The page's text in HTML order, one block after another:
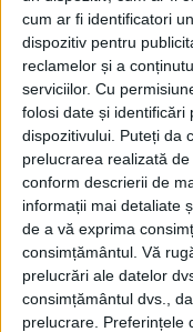
cum ar fi identificatori
dispozitiv pentru
reclamelor și a
serviciilor. Cu
folosi date și identificări
dispozitivului. Puteți da
prelucrarea realizată
conform descrierii de
informații mai detaliate
de a vă exprima
consimțământul. Vă
prelucrări ale datelor
consimțământul dvs.,
prelucrare. Preferințele
anchetă
solicitarea a 39
parte a acestui
„Rusia nu face
Roma, dar
teritoriul
jurisdicția
pronunțată
eventual,